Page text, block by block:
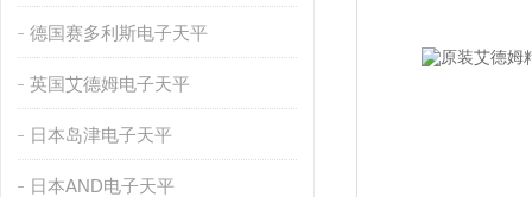
德国赛多利斯电子天平
英国艾德姆电子天平
日本岛津电子天平
日本AND电子天平